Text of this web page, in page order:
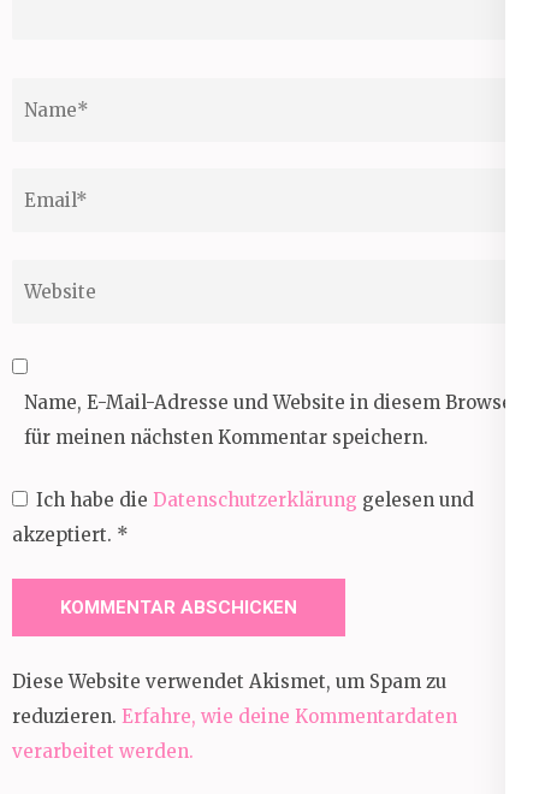
Name, E-Mail-Adresse und Website in diesem Browser
für meinen nächsten Kommentar speichern.
Ich habe die Datenschutzerklärung gelesen und
akzeptiert. *
Diese Website verwendet Akismet, um Spam zu
reduzieren. Erfahre, wie deine Kommentardaten
verarbeitet werden.